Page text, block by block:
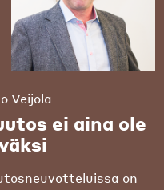
Veijola
ei aina ole
on